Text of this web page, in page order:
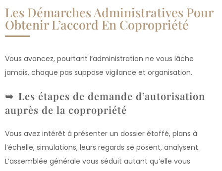
Les Démarches Administratives Pour
Obtenir L’accord En Copropriété
Vous avancez, pourtant l’administration ne vous lâche
jamais, chaque pas suppose vigilance et organisation.
Les étapes de demande d’autorisation
auprès de la copropriété
Vous avez intérêt à présenter un dossier étoffé, plans à
l’échelle, simulations, leurs regards se posent, analysent.
L’assemblée générale vous séduit autant qu’elle vous